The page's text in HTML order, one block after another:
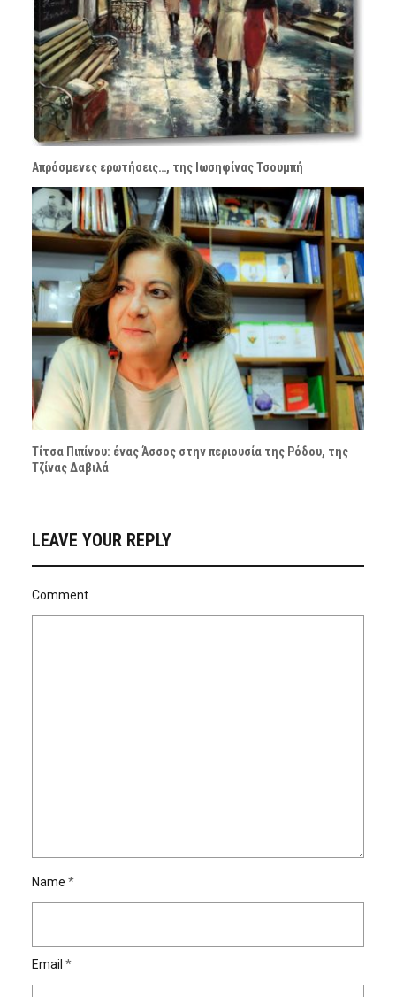
Απρόσμενες ερωτήσεις…, της Ιωσηφίνας Τσουμπή
Τίτσα Πιπίνου: ένας Άσσος στην περιουσία της Ρόδου, της
Τζίνας Δαβιλά
LEAVE YOUR REPLY
Comment
Name *
Email *